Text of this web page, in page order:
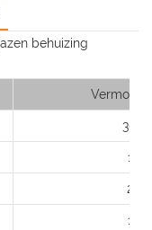
300
18
24
18